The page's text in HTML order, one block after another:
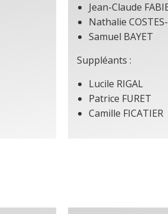
Jean-Claude
Nathalie
Samuel BAYET
Suppléants :
Lucile RIGAL
Patrice FURET
Camille FICATIER